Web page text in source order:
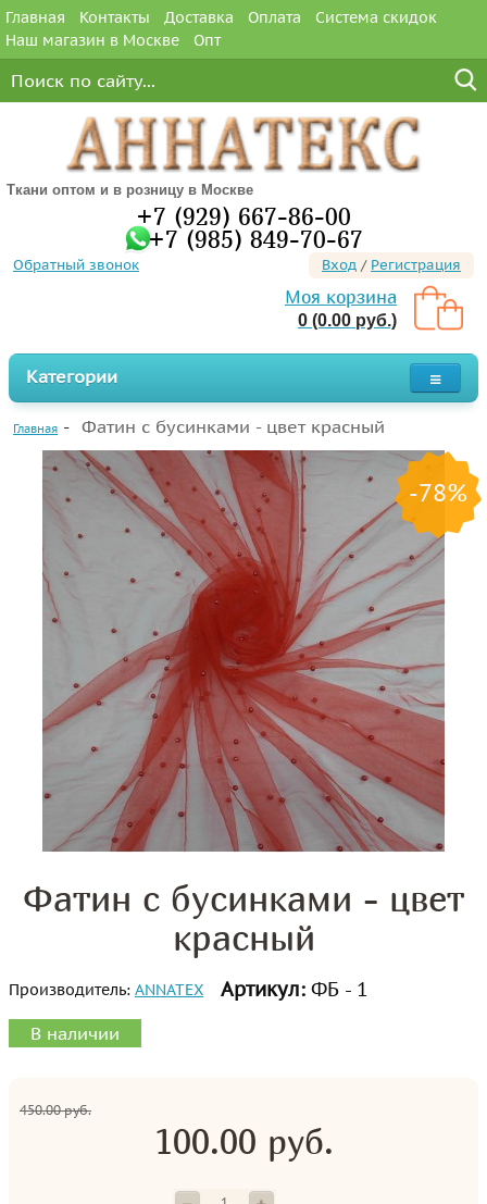
Главная Контакты Доставка Оплата
Система скидок
Наш магазин в Москве
Опт
Ткани оптом и в розницу в Москве
+7 (929) 667-86-00
+7 (985) 849-70-67
Обратный звонок Вход / Регистрация
Моя корзина
0 (0.00 руб.)
Категории
Главная Фатин с бусинками - цвет красный
-78%
Фатин с бусинками - цвет
красный
Производитель: ANNATEX Артикул: ФБ - 1
В наличии
450.00 руб.
100.00 руб.